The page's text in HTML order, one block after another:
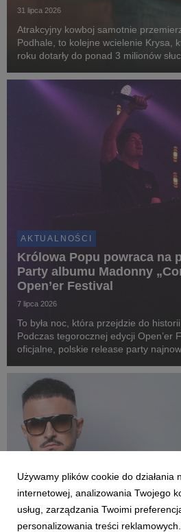
31 lipca 2026
Atrakcyjny kowboj samotnie
Podhale, to kolejne wcielenie Krysa,
roku dotarły do ponad 3 milionów
reżyserów.
AKTUALNOŚCI
Królowa Popu powraca na
Party albumu Madonny
Open’er Festival
7 lipca 2026
To była noc, która przejdzie do
Podczas tegorocznej edycji Open’er
oficjalne, polskie release party
„CLUB CONFESSIONS”. Gościem
Używamy plików cookie do działania
internetowej, analizowania Twojego
usług, zarządzania Twoimi
personalizowania treści